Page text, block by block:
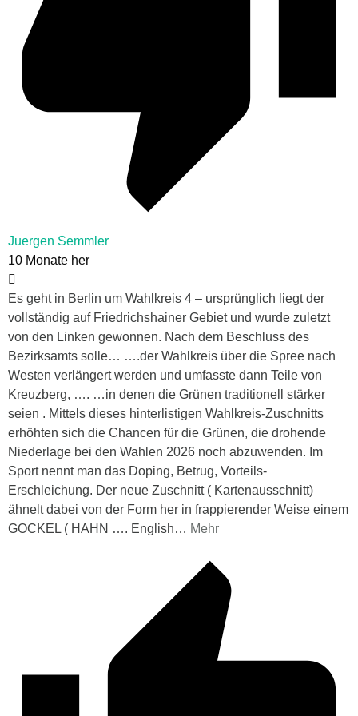
Juergen Semmler
10 Monate her
Es geht in Berlin um Wahlkreis 4 – ursprünglich liegt der
vollständig auf Friedrichshainer Gebiet und wurde zuletzt
von den Linken gewonnen. Nach dem Beschluss des
Bezirksamts solle… ….der Wahlkreis über die Spree nach
Westen verlängert werden und umfasste dann Teile von
Kreuzberg, …. …in denen die Grünen traditionell stärker
seien . Mittels dieses hinterlistigen Wahlkreis-Zuschnitts
erhöhten sich die Chancen für die Grünen, die drohende
Niederlage bei den Wahlen 2026 noch abzuwenden. Im
Sport nennt man das Doping, Betrug, Vorteils-
Erschleichung. Der neue Zuschnitt ( Kartenausschnitt)
ähnelt dabei von der Form her in frappierender Weise einem
GOCKEL ( HAHN …. English… Mehr